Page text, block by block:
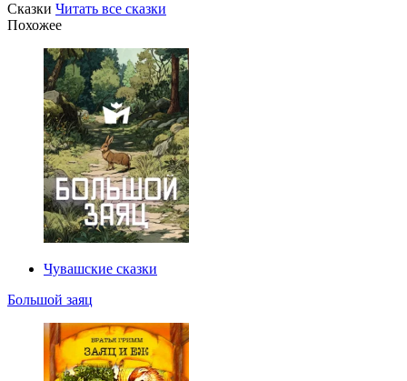
Сказки Читать все сказки
Похожее
Чувашские сказки
Большой заяц